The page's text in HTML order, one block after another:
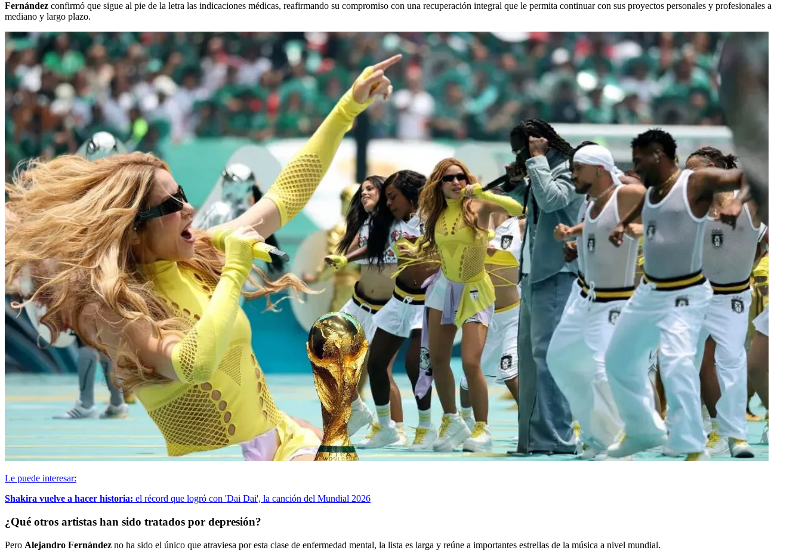
Fernández confirmó que sigue al pie de la letra las indicaciones médicas, reafirmando su compromiso con una recuperación integral que le permita continuar con sus proyectos personales y profesionales a
mediano y largo plazo.
Le puede interesar:
Shakira vuelve a hacer historia: el récord que logró con 'Dai Dai', la canción del Mundial 2026
¿Qué otros artistas han sido tratados por depresión?
Pero Alejandro Fernández no ha sido el único que atraviesa por esta clase de enfermedad mental, la lista es larga y reúne a importantes estrellas de la música a nivel mundial.